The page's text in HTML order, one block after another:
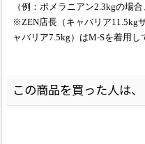
（例：ポメラニアン2.3kgの場
※ZEN店長（キャバリア11.5kg
ャバリア7.5kg）はM-Sを着用し
この商品を買った人は